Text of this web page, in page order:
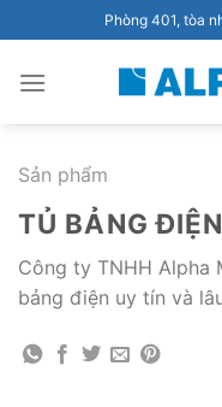
qua
nội
Phòng 401, tòa
Sản phẩm
TỦ BẢNG ĐIỆN
Công ty TNHH Alpha
bảng điện uy tín và